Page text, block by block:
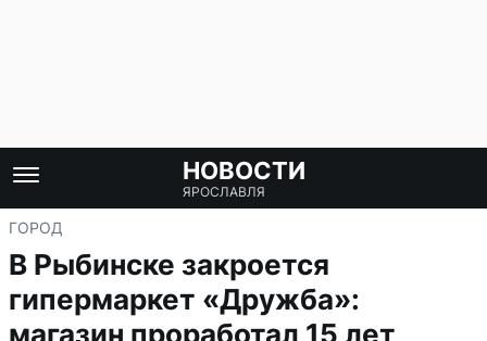
НОВОСТИ
ЯРОСЛАВЛЯ
ГОРОД
В Рыбинске закроется
гипермаркет «Дружба»:
магазин проработал 15 лет